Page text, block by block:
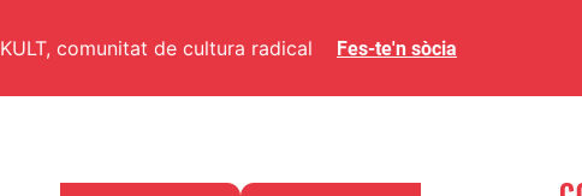
KULT, comunitat de cultura radical Fes-te'n sòcia